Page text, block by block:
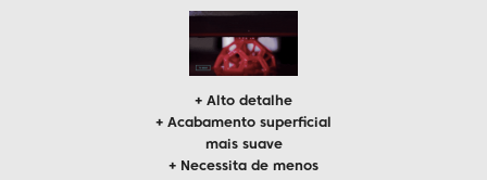
+ Alto detalhe
+ Acabamento superficial
mais suave
+ Necessita de menos